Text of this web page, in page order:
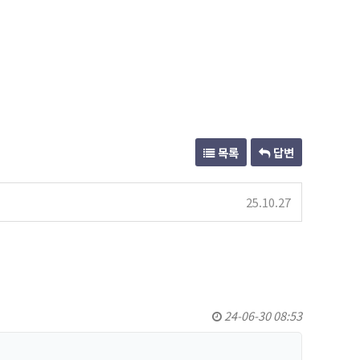
목록 답변
25.10.27
24-06-30 08:53